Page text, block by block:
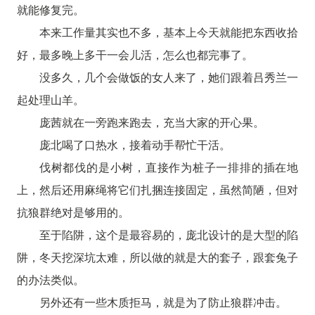
就能修复完。
本来工作量其实也不多，基本上今天就能把东西收拾
好，最多晚上多干一会儿活，怎么也都完事了。
没多久，几个会做饭的女人来了，她们跟着吕秀兰一
起处理山羊。
庞茜就在一旁跑来跑去，充当大家的开心果。
庞北喝了口热水，接着动手帮忙干活。
伐树都伐的是小树，直接作为桩子一排排的插在地
上，然后还用麻绳将它们扎捆连接固定，虽然简陋，但对
抗狼群绝对是够用的。
至于陷阱，这个是最容易的，庞北设计的是大型的陷
阱，冬天挖深坑太难，所以做的就是大的套子，跟套兔子
的办法类似。
另外还有一些木质拒马，就是为了防止狼群冲击。